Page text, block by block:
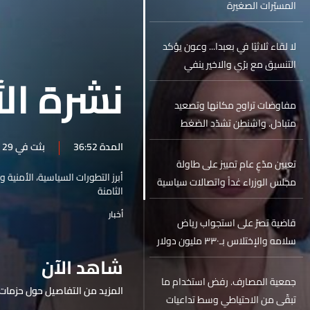
نشرة
المدة 36:52
بثت في 29 نيسان 2026
أبرز التطورات السياسية،
الثامنة
أخبار
شاهد الآن
المزيد من التفاصيل حول
المسيّرات الصغيرة
لا لقاء ثلاثيًا في بعبدا... وعون يؤكد
التنسيق مع برّي والاخير ينفي
مفاوضات تراوح مكانها وتصعيد
متبادل. واشنطن تشدّد الضغط
وطهران تلوّح برد عسكري
تعيين مدّعٍ عام تمييز على طاولة
مجلس الوزراء غداً واتصالات سياسية
تسبق الجلسة
قاضية تصرّ على استجواب رياض
سلامه والإختلاس بـ٣٣٠ مليون دولار
فهل يعود الى السجن مجدداً؟
جمعية المصارف. رفض استخدام ما
تبقّى من الاحتياطي وسط تداعيات